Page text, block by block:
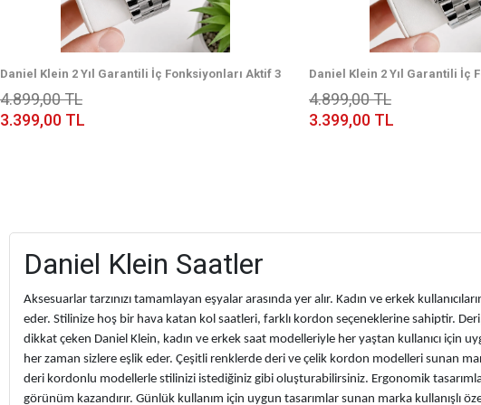
Daniel Klein 2 Yıl Garantili İç Fonksiyonları Aktif 3
Atm Suya Dayanıklı Erkek Kol Saati EDK.2.14433-2
4.899,00 TL
3.399,00 TL
Daniel Klein 2 Yıl Garantili İç
Atm Suya Dayanıklı Erkek Kol
4.899,00 TL
3.399,00 TL
Daniel Klein Saatler
Aksesuarlar tarzınızı tamamlayan eşyalar arasında yer alır. Kadın ve erkek
eder. Stilinize hoş bir hava katan kol saatleri, farklı kordon seçeneklerine sahiptir.
dikkat çeken Daniel Klein, kadın ve erkek saat modelleriyle her yaştan kullanıcı
her zaman sizlere eşlik eder. Çeşitli renklerde deri ve çelik kordon modelleri sunan
deri kordonlu modellerle stilinizi istediğiniz gibi oluşturabilirsiniz. Ergonomik
görünüm kazandırır. Günlük kullanım için uygun tasarımlar sunan marka kullanışlı